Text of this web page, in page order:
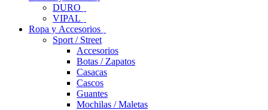
DURO
VIPAL
Ropa y Accesorios
Sport / Street
Accesorios
Botas / Zapatos
Casacas
Cascos
Guantes
Mochilas / Maletas